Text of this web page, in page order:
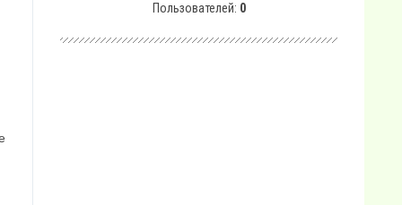
Пользователей: 0